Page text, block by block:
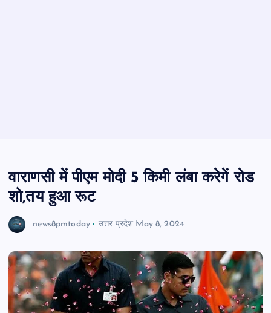
वाराणसी में पीएम मोदी 5 किमी लंबा करेगें रोड
शो,तय हुआ रूट
news8pmtoday उत्तर प्रदेश May 8, 2024